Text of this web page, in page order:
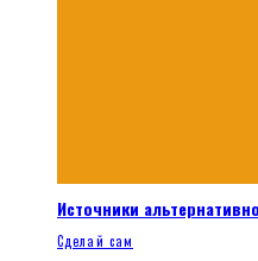
Источники
Сделай сам